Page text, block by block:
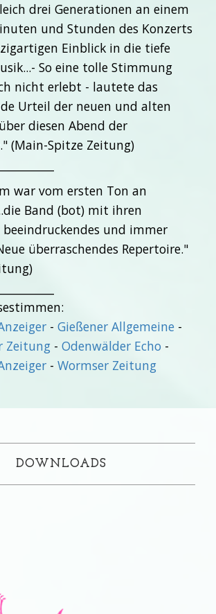
drei Generationen an einem
und Stunden des Konzerts
Einblick in die tiefe
So eine tolle Stimmung
nicht erlebt - lautete das
Urteil der neuen und alten
diesen Abend der
(Main-Spitze Zeitung)
war vom ersten Ton an
Band (bot) mit ihren
und immer
überraschendes Repertoire."
- Gießener Allgemeine -
Zeitung - Odenwälder Echo -
- Wormser Zeitung
DOWNLOADS